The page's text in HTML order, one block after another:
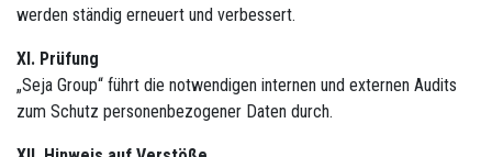
werden ständig erneuert und verbessert.
XI. Prüfung
„Seja Group“ führt die notwendigen internen und externen Audits
zum Schutz personenbezogener Daten durch.